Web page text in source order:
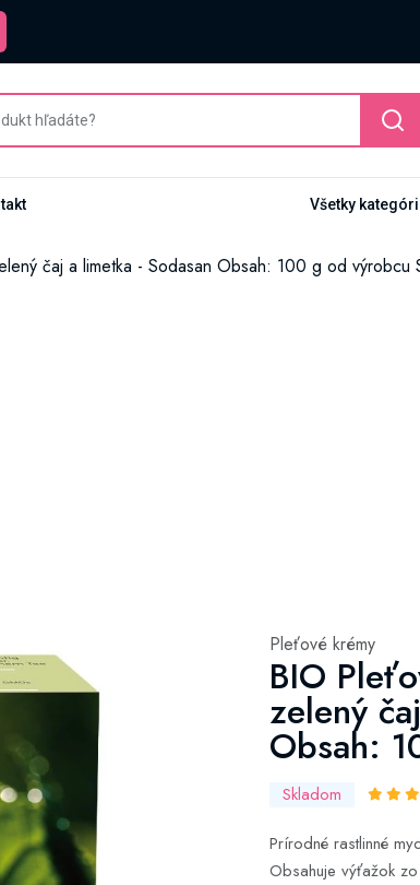
Všetky
čaj a limetka - Sodasan Obsah: 100 g od výrobcu
Pleťové krémy
BIO
zelený
Obsah:
Skladom
Prírodné rastlinné
Obsahuje výťažok